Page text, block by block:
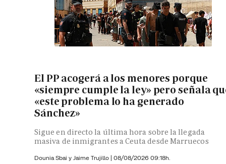
El PP acogerá a los menores porque
«siempre cumple la ley» pero señala
«este problema lo ha generado
Sánchez»
Sigue en directo la última hora sobre la llegada
masiva de inmigrantes a Ceuta desde Marruecos
Dounia Sbai y Jaime Trujillo | 08/08/2026 09:18h.